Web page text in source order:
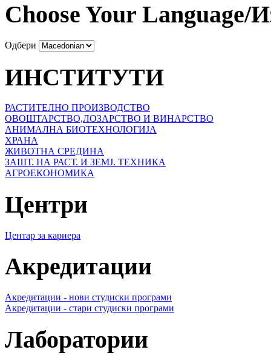
Choose Your Language/
Одбери
ИНСТИТУТИ
РАСТИТЕЛНО ПРОИЗВОДСТВО
ОВОШТАРСТВО,ЛОЗАРСТВО И ВИНАРСТВО
АНИМАЛНА БИОТЕХНОЛОГИЈА
ХРАНА
ЖИВОТНА СРЕДИНА
ЗАШТ. НА РАСТ. И ЗЕМЈ. ТЕХНИКА
АГРОЕКОНОМИКА
Центри
Центар за кариера
Акредитации
Акредитации - нови студиски програми
Акредитации - стари студиски програми
Лаборатории